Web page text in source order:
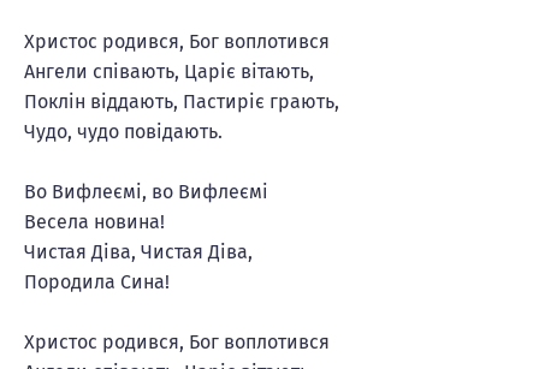
Христос родився, Бог воплотився
Ангели співають, Царіє вітають,
Поклін віддають, Пастиріє грають,
Чудо, чудо повідають.
Во Вифлеємі, во Вифлеємі
Весела новина!
Чистая Діва, Чистая Діва,
Породила Сина!
Христос родився, Бог воплотився